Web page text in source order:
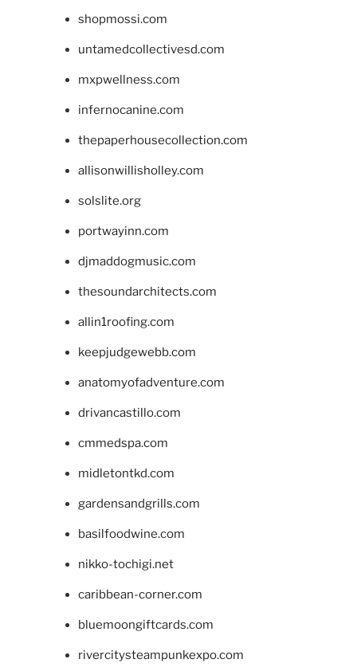
shopmossi.com
untamedcollectivesd.com
mxpwellness.com
infernocanine.com
thepaperhousecollection.com
allisonwillisholley.com
solslite.org
portwayinn.com
djmaddogmusic.com
thesoundarchitects.com
allin1roofing.com
keepjudgewebb.com
anatomyofadventure.com
drivancastillo.com
cmmedspa.com
midletontkd.com
gardensandgrills.com
basilfoodwine.com
nikko-tochigi.net
caribbean-corner.com
bluemoongiftcards.com
rivercitysteampunkexpo.com